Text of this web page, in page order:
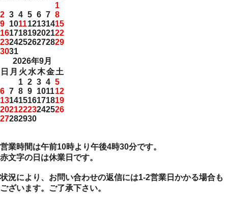
1
2 3 4 5 6 7 8
9 101112131415
16171819202122
23242526272829
3031
2026年9月
日 月 火 水木金土
1 2 3 4 5
6 7 8 9 101112
13141516171819
20212223242526
27282930
営業時間は午前10時より午後4時30分です。
赤文字の日は休業日です。
状況により、お問い合わせの返信には1-2営業日かかる場合も
ございます。ご了承下さい。